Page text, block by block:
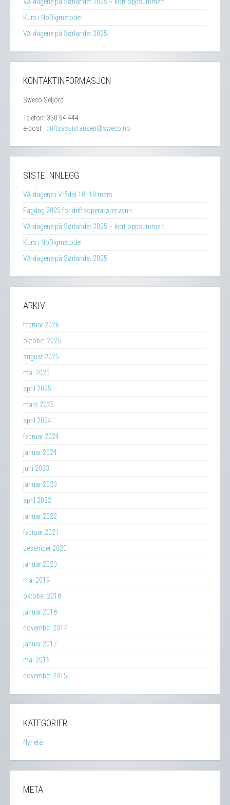
VA-dagene på Sørlandet 2025 – kort oppsummert
Kurs i NoDigmetoder
VA-dagene på Sørlandet 2025
KONTAKTINFORMASJON
Sweco Seljord
Telefon: 350 64 444
e-post : driftsassistansen@sweco.no
SISTE INNLEGG
VA-dagene i Vrådal 18.-19.mars
Fagdag 2025 for driftsoperatører vann
VA-dagene på Sørlandet 2025 – kort oppsummert
Kurs i NoDigmetoder
VA-dagene på Sørlandet 2025
ARKIV
februar 2026
oktober 2025
august 2025
mai 2025
april 2025
mars 2025
april 2024
februar 2024
januar 2024
juni 2023
januar 2023
april 2022
januar 2022
februar 2021
desember 2020
januar 2020
mai 2019
oktober 2018
januar 2018
november 2017
januar 2017
mai 2016
november 2015
KATEGORIER
Nyheter
META